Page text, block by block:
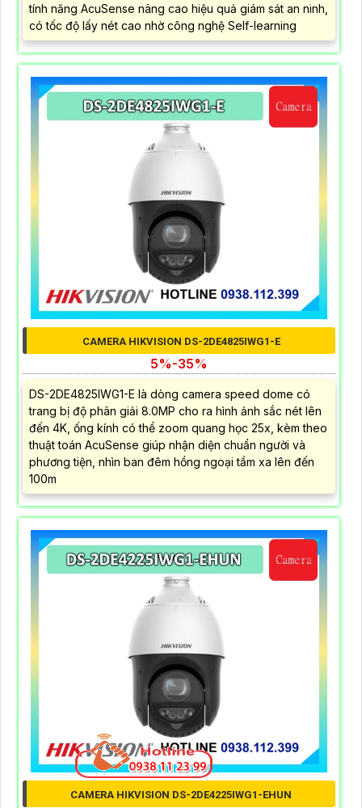
tính năng AcuSense nâng cao hiệu quả giám sát an ninh,
có tốc độ lấy nét cao nhờ công nghệ Self-learning
CAMERA HIKVISION DS-2DE4825IWG1-E
5%-35%
DS-2DE4825IWG1-E là dòng camera speed dome có
trang bị độ phân giải 8.0MP cho ra hình ảnh sắc nét lên
đến 4K, ống kính có thể zoom quang học 25x, kèm theo
thuật toán AcuSense giúp nhận diện chuẩn người và
phương tiện, nhìn ban đêm hồng ngoại tầm xa lên đến
100m
CAMERA HIKVISION DS-2DE4225IWG1-EHUN